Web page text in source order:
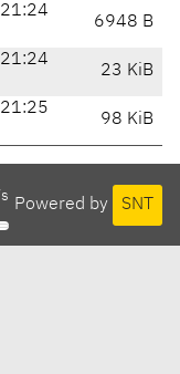
6948 B
23 KiB
98 KiB
Powered by SNT